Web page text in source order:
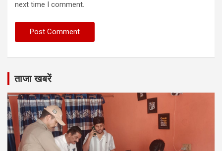
next time I comment.
ताजा खबरें